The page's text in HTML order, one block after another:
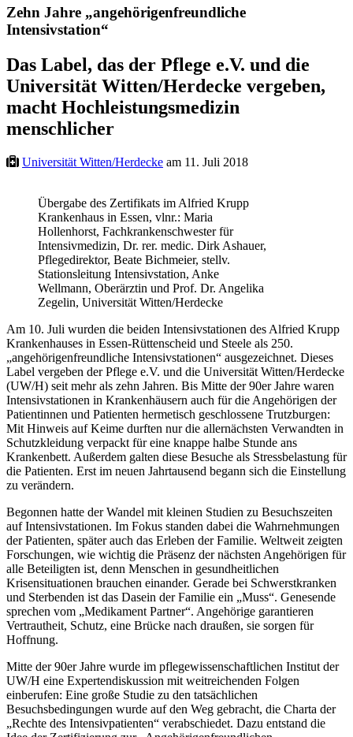
Zehn Jahre „angehörigenfreundliche
Intensivstation“
Das Label, das der Pflege e.V. und die
Universität Witten/Herdecke vergeben,
macht Hochleistungsmedizin
menschlicher
Universität Witten/Herdecke am 11. Juli 2018
Übergabe des Zertifikats im Alfried Krupp
Krankenhaus in Essen, vlnr.: Maria
Hollenhorst, Fachkrankenschwester für
Intensivmedizin, Dr. rer. medic. Dirk Ashauer,
Pflegedirektor, Beate Bichmeier, stellv.
Stationsleitung Intensivstation, Anke
Wellmann, Oberärztin und Prof. Dr. Angelika
Zegelin, Universität Witten/Herdecke
Am 10. Juli wurden die beiden Intensivstationen des Alfried Krupp
Krankenhauses in Essen-Rüttenscheid und Steele als 250.
„angehörigenfreundliche Intensivstationen“ ausgezeichnet. Dieses
Label vergeben der Pflege e.V. und die Universität Witten/Herdecke
(UW/H) seit mehr als zehn Jahren. Bis Mitte der 90er Jahre waren
Intensivstationen in Krankenhäusern auch für die Angehörigen der
Patientinnen und Patienten hermetisch geschlossene Trutzburgen:
Mit Hinweis auf Keime durften nur die allernächsten Verwandten in
Schutzkleidung verpackt für eine knappe halbe Stunde ans
Krankenbett. Außerdem galten diese Besuche als Stressbelastung für
die Patienten. Erst im neuen Jahrtausend begann sich die Einstellung
zu verändern.
Begonnen hatte der Wandel mit kleinen Studien zu Besuchszeiten
auf Intensivstationen. Im Fokus standen dabei die Wahrnehmungen
der Patienten, später auch das Erleben der Familie. Weltweit zeigten
Forschungen, wie wichtig die Präsenz der nächsten Angehörigen für
alle Beteiligten ist, denn Menschen in gesundheitlichen
Krisensituationen brauchen einander. Gerade bei Schwerstkranken
und Sterbenden ist das Dasein der Familie ein „Muss“. Genesende
sprechen vom „Medikament Partner“. Angehörige garantieren
Vertrautheit, Schutz, eine Brücke nach draußen, sie sorgen für
Hoffnung.
Mitte der 90er Jahre wurde im pflegewissenschaftlichen Institut der
UW/H eine Expertendiskussion mit weitreichenden Folgen
einberufen: Eine große Studie zu den tatsächlichen
Besuchsbedingungen wurde auf den Weg gebracht, die Charta der
„Rechte des Intensivpatienten“ verabschiedet. Dazu entstand die